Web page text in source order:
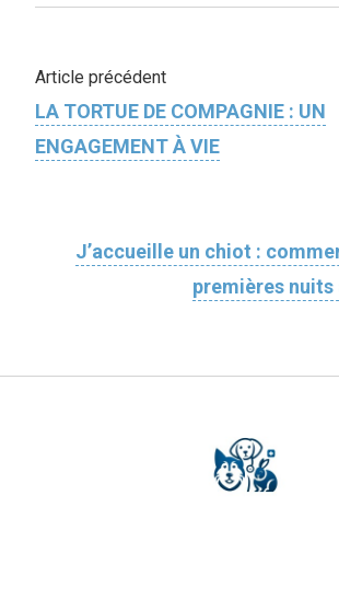
Article précédent
LA TORTUE DE COMPAGNIE : UN
ENGAGEMENT À VIE
J’accueille un chiot :
premières nuits